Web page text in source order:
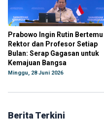
Prabowo Ingin Rutin Bertemu
Rektor dan Profesor Setiap
Bulan: Serap Gagasan untuk
Kemajuan Bangsa
Minggu, 28 Juni 2026
Berita Terkini